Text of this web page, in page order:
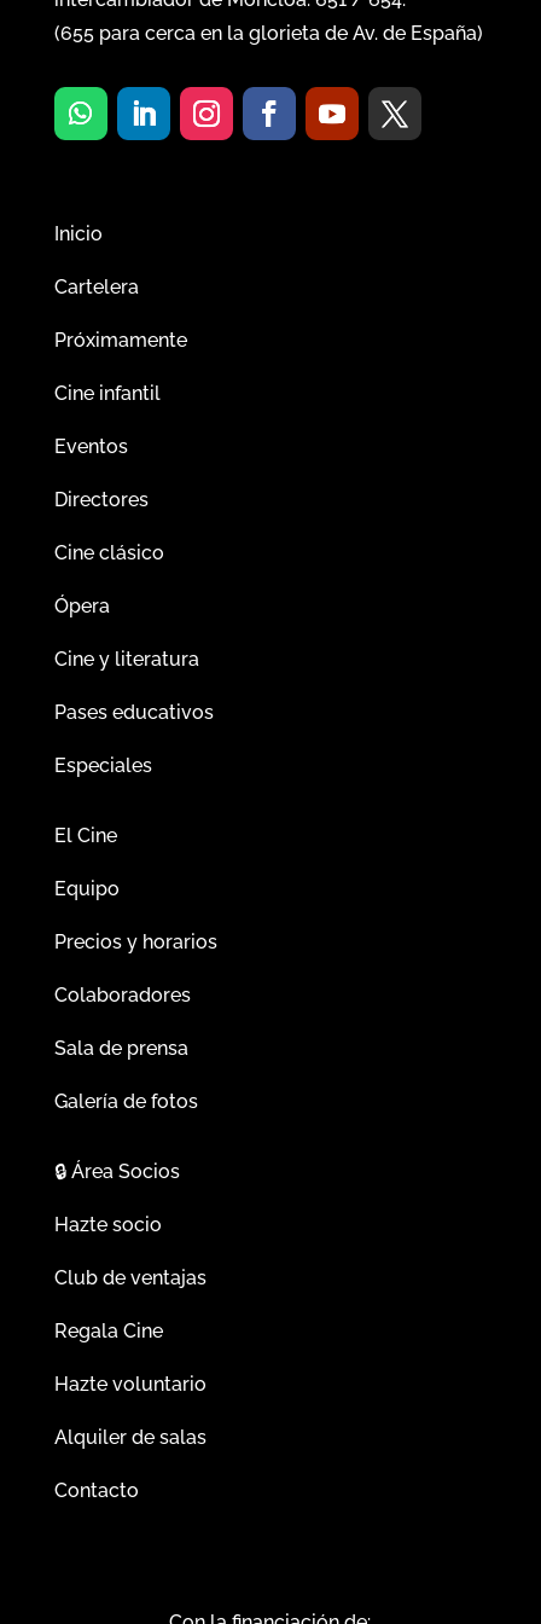
(655para cerca en la glorieta de Av. de España)
Inicio
Cartelera
Próximamente
Cine infantil
Eventos
Directores
Cine clásico
Ópera
Cine y literatura
Pases educativos
Especiales
El Cine
Equipo
Precios y horarios
Colaboradores
Sala de prensa
Galería de fotos
🔒Área Socios
Hazte socio
Club de ventajas
Regala Cine
Hazte voluntario
Alquiler de salas
Contacto